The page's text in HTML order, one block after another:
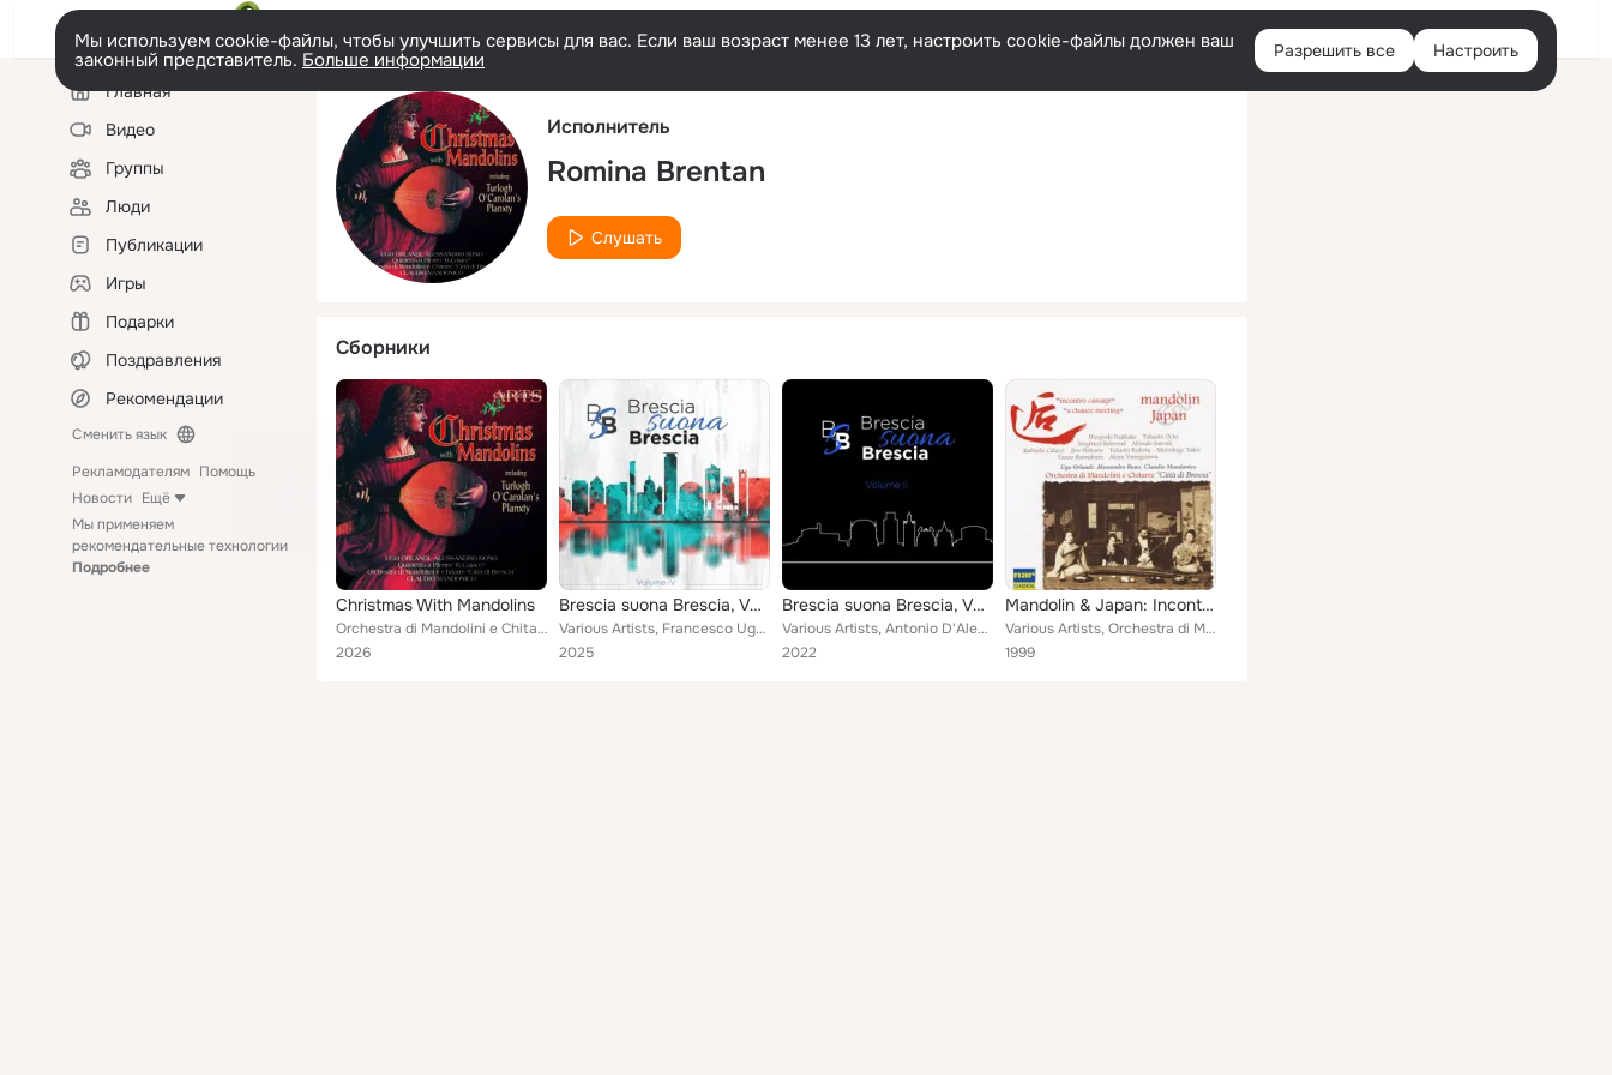
Русский Войти
Мы используем cookie-файлы, чтобы улучшить сервисы для вас. Если ваш возраст менее 13 лет, настроить cookie-файлы должен ваш
законный представитель. Больше информации Разрешить все Настроить
Левая
колонкаГлавная
Видео
Группы
Люди
Публикации
Игры
Подарки
Поздравления
Рекомендации
Сменить язык
Рекламодателям Помощь
Новости Ещё
Мы применяем
рекомендательные технологии
Подробнее
Исполнитель
Romina Brentan
Слушать
Сборники
Christmas With Mandolins
Orchestra di Mandolini e Chitarre " Città di Brescia ", Quintetto a Plettro " Raffaele Calace ", Claudio Mandonico, Elena Contin...
2026
Brescia suona Brescia, Vol. 4
Various Artists, Francesco Ugolini, Camillo Togni, Antonio D'Alessandro, Filippo Lama, Josef Edoardo Mossali, Pierangelo Taboni,...
2025
Brescia suona Brescia, Vol.2
Various Artists, Antonio D'Alessandro, Camillo Togni, Giulio Tampalini, Giusy Caruso, Coro Alabaré, Francesco Botti, Banda citta...
2022
Mandolin & Japan: Incontro Casuale
Various Artists, Orchestra di Mandolini e Chitarre "Città di Brescia", Miki Nishiyama, Annamaria Lardelli, Marcello Marzaroli, C...
1999